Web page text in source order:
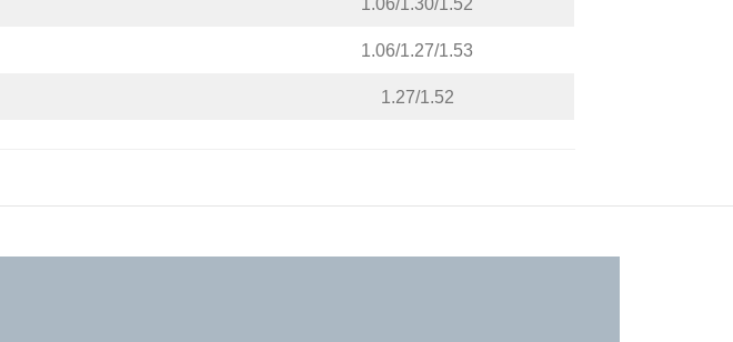
1.06/1.30/1.52
1.06/1.27/1.53
1.27/1.52